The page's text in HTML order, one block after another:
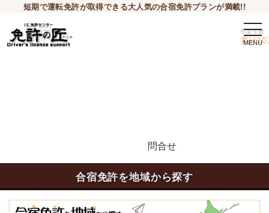
短期で運転免許が取得できる大人気の合宿免許プランが満載!!
卒業生数
累計10
問合せ
合宿免許を地域から探す